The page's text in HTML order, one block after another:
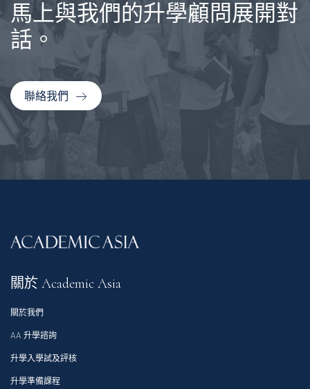
馬上與我們的升學顧問展開對
話。
聯絡我們
關於 Academic Asia
關於我們
AA 升學諮詢
升學入學試及評核
升學準備課程